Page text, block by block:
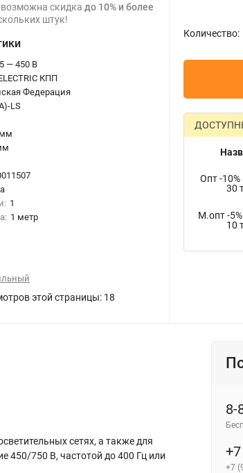
возможна скидкадо 10% и более
штук!
— 450 В
КПП
Федерация
LS
1
1 метр
этой страницы: 18
Количество:
Опт -10%
30
М.опт -
10
сетях, а также для
450/750 В, частотой до 400 Гц или
8-
+7